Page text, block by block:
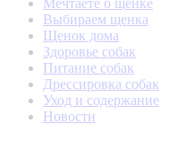
Мечтаете о щенке
Выбираем щенка
Щенок дома
Здоровье собак
Питание собак
Дрессировка собак
Уход и содержание
Новости